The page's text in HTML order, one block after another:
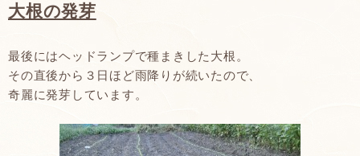
大根の発芽
最後にはヘッドランプで種まきした大根。
その直後から３日ほど雨降りが続いたので、
奇麗に発芽しています。